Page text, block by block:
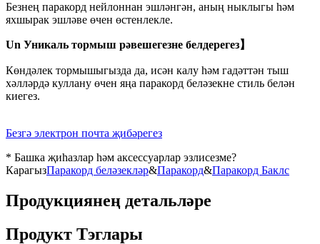
Безнең паракорд нейлоннан эшләнгән, аның ныклыгы һәм
яхшырак эшләве өчен өстенлекле.
Un Уникаль тормыш рәвешегезне белдерегез】
Көндәлек тормышыгызда да, исән калу һәм гадәттән тыш
хәлләрдә куллану өчен яңа паракорд беләзекне стиль белән
киегез.
Безгә электрон почта җибәрегез
* Башка җиһазлар һәм аксессуарлар эзлисезме?
КарагызПаракорд беләзекләр&Паракорд&Паракорд Баклс
Продукциянең детальләре
Продукт Тэглары